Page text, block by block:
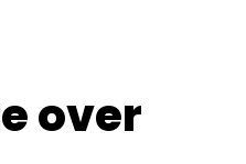
over